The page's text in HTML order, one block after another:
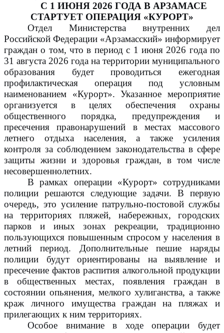
С 1 ИЮНЯ 2026 ГОДА В АРЗАМАСЕ
СТАРТУЕТ ОПЕРАЦИЯ «КУРОРТ»
Отдел Министерства внутренних дел
Российской Федерации «Арзамасский» информирует
граждан о том, что в период с 1 июня 2026 года по
31 августа 2026 года на территории муниципального
образования будет проводиться ежегодная
профилактическая операция под условным
наименованием «Курорт». Указанное мероприятие
организуется в целях обеспечения охраны
общественного порядка, предупреждения и
пресечения правонарушений в местах массового
летнего отдыха населения, а также усиления
контроля за соблюдением законодательства в сфере
защиты жизни и здоровья граждан, в том числе
несовершеннолетних.
В рамках операции «Курорт» сотрудниками
полиции решаются следующие задачи. В первую
очередь, это усиление патрульно-постовой службы
на территориях пляжей, набережных, городских
парков и иных зонах рекреации, традиционно
пользующихся повышенным спросом у населения в
летний период. Дополнительные пешие наряды
полиции будут ориентированы на выявление и
пресечение фактов распития алкогольной продукции
в общественных местах, появления граждан в
состоянии опьянения, мелкого хулиганства, а также
краж личного имущества граждан на пляжах и
прилегающих к ним территориях.
Особое внимание в ходе операции будет